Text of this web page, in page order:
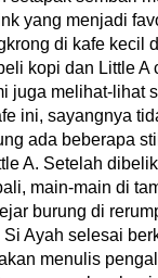
yang menjadi
di kafe kecil
kopi dan Little A
juga melihat-lihat
ini, sayangnya
ada beberapa
A. Setelah
main-main di
burung di
Ayah selesai
menulis